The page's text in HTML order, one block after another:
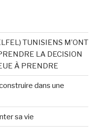
TUNISIENS M’ONT
LA DECISION
À PRENDRE
dans une
sa vie